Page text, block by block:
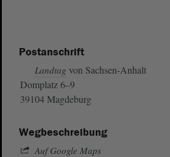
Postanschrift
Landtag von Sachsen-Anhalt
Domplatz 6–9
39104 Magdeburg
Wegbeschreibung
Auf Google Maps